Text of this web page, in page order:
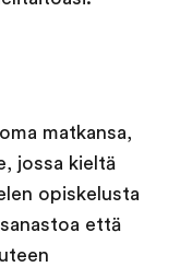
matkansa,
jossa kieltä
opiskelusta
että